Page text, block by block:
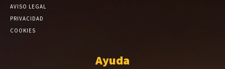
AVISO LEGAL
PRIVACIDAD
COOKIES
Ayuda